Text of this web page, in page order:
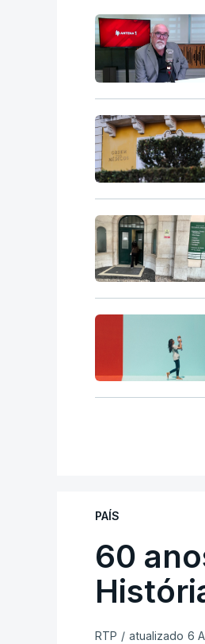
PAÍS
60
RTP / atualizado 6